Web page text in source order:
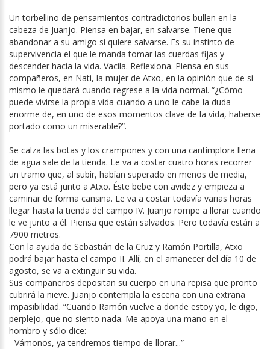
Un torbellino de pensamientos contradictorios bullen en la
cabeza de Juanjo. Piensa en bajar, en salvarse. Tiene que
abandonar a su amigo si quiere salvarse. Es su instinto de
supervivencia el que le manda tomar las cuerdas fijas y
descender hacia la vida. Vacila. Reflexiona. Piensa en sus
compañeros, en Nati, la mujer de Atxo, en la opinión que de sí
mismo le quedará cuando regrese a la vida normal. “¿Cómo
puede vivirse la propia vida cuando a uno le cabe la duda
enorme de, en uno de esos momentos clave de la vida, haberse
portado como un miserable?”.
Se calza las botas y los crampones y con una cantimplora llena
de agua sale de la tienda. Le va a costar cuatro horas recorrer
un tramo que, al subir, habían superado en menos de media,
pero ya está junto a Atxo. Éste bebe con avidez y empieza a
caminar de forma cansina. Le va a costar todavía varias horas
llegar hasta la tienda del campo IV. Juanjo rompe a llorar cuando
le ve junto a él. Piensa que están salvados. Pero todavía están a
7900 metros.
Con la ayuda de Sebastián de la Cruz y Ramón Portilla, Atxo
podrá bajar hasta el campo II. Allí, en el amanecer del día 10 de
agosto, se va a extinguir su vida.
Sus compañeros depositan su cuerpo en una repisa que pronto
cubrirá la nieve. Juanjo contempla la escena con una extraña
impasibilidad. “Cuando Ramón vuelve a donde estoy yo, le digo,
perplejo, que no siento nada. Me apoya una mano en el
hombro y sólo dice:
- Vámonos, ya tendremos tiempo de llorar...”